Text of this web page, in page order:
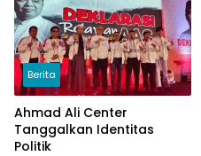
Berita
Ahmad Ali Center
Tanggalkan Identitas
Politik